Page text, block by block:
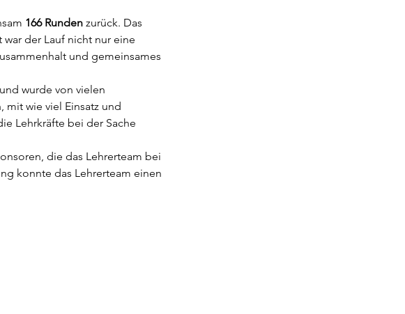
166 Runden zurück. Das
war der Lauf nicht nur eine
und gemeinsames
wurde von vielen
mit wie viel Einsatz und
Lehrkräfte bei der Sache
die das Lehrerteam bei
konnte das Lehrerteam einen